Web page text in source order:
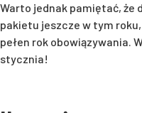
Warto jednak pamiętać, że
pakietu jeszcze w tym
pełen rok obowiązywania.
stycznia!